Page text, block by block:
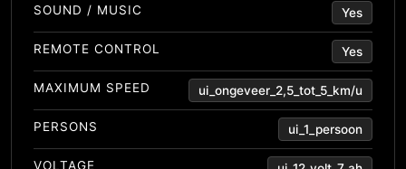
SOUND / MUSIC Yes
REMOTE CONTROL Yes
MAXIMUM SPEED ui_ongeveer_2,5_tot_5_km/u
PERSONS ui_1_persoon
VOLTAGE